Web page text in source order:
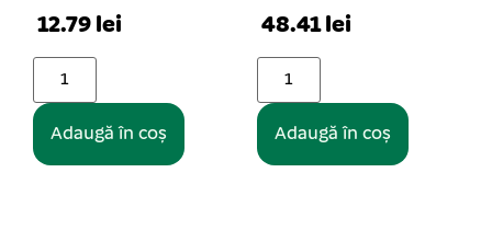
48.41 lei
Adaugă în coș
1 buc. per set